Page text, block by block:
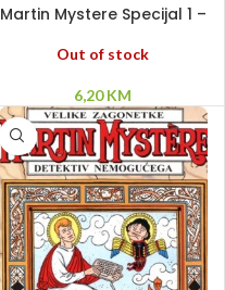
Martin Mystere Specijal 1 –
Djevojka iz torte
Out of stock
6,20KM